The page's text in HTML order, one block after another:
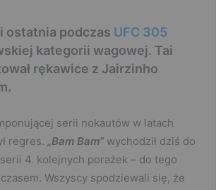
ostatnia podczas UFC 305
kategorii wagowej. Tai
rękawice z Jairzinho
serii nokautów w latach
regres.
„Bam Bam” wychodził dziś do
4. kolejnych porażek – do tego
Wszyscy spodziewali się, że